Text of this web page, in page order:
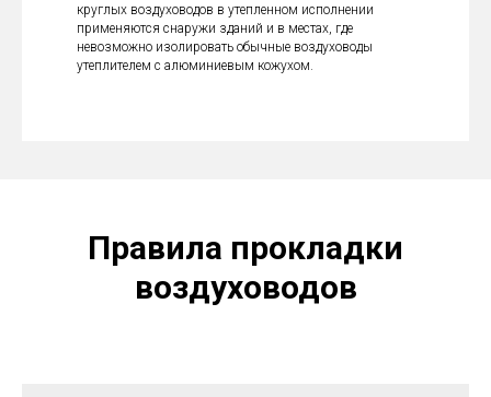
круглых воздуховодов в утепленном исполнении
применяются снаружи зданий и в местах, где
невозможно изолировать обычные воздуховоды
утеплителем с алюминиевым кожухом.
Правила прокладки
воздуховодов